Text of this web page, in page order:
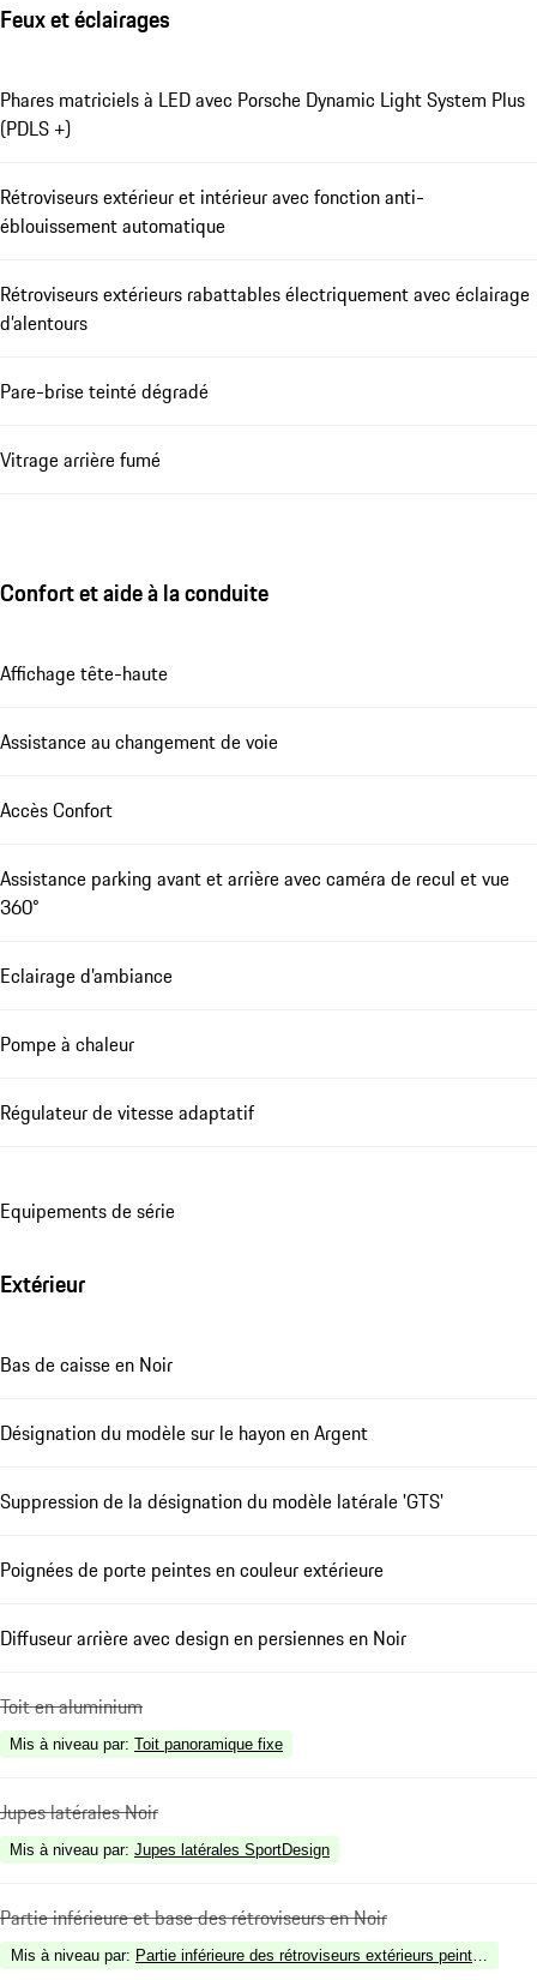
Feux et éclairages
Phares matriciels à LED avec Porsche Dynamic Light System Plus
(PDLS +)
Rétroviseurs extérieur et intérieur avec fonction anti-
éblouissement automatique
Rétroviseurs extérieurs rabattables électriquement avec éclairage
d’alentours
Pare-brise teinté dégradé
Vitrage arrière fumé
Confort et aide à la conduite
Affichage tête-haute
Assistance au changement de voie
Accès Confort
Assistance parking avant et arrière avec caméra de recul et vue
360°
Eclairage d’ambiance
Pompe à chaleur
Régulateur de vitesse adaptatif
Equipements de série
Extérieur
Bas de caisse en Noir
Désignation du modèle sur le hayon en Argent
Suppression de la désignation du modèle latérale 'GTS'
Poignées de porte peintes en couleur extérieure
Diffuseur arrière avec design en persiennes en Noir
Toit en aluminium
Mis à niveau par: Toit panoramique fixe
Jupes latérales Noir
Mis à niveau par: Jupes latérales SportDesign
Partie inférieure et base des rétroviseurs en Noir
Mis à niveau par: Partie inférieure des rétroviseurs extérieurs peinte en